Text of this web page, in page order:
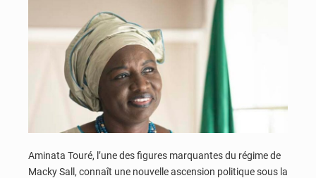
Aminata Touré, l’une des figures marquantes du régime de
Macky Sall, connaît une nouvelle ascension politique sous la